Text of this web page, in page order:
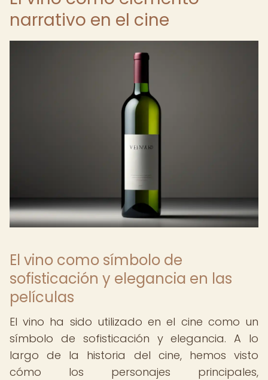
narrativo en el cine
El vino como símbolo de
sofisticación y elegancia en las
películas
El vino ha sido utilizado en el cine como un
símbolo de sofisticación y elegancia. A lo
largo de la historia del cine, hemos visto
cómo los personajes principales,